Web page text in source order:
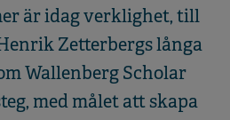
är idag verklighet, till
Zetterbergs långa
Wallenberg Scholar
med målet att skapa